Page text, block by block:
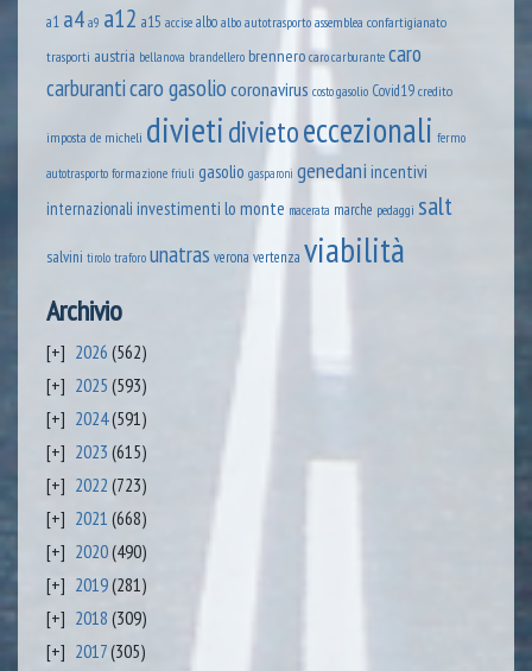
a1 a4 a9 a12 a15 accise albo albo autotrasporto assemblea confartigianato
trasporti austria bellanova brandellero brennero caro carburante caro
carburanticaro gasoliocoronavirus costo gasolio Covid19credito
imposta de micheli divietidivietoeccezionali fermo
autotrasporto formazione friuli gasolio gasparoni genedani incentivi
internazionali investimenti lo monte macerata marche pedaggi salt
salvini tirolo traforo unatras verona vertenza viabilità
Archivio
2026 (562)
2025 (593)
2024(591)
2023 (615)
2022 (723)
2021 (668)
2020(490)
2019(281)
2018 (309)
2017(305)